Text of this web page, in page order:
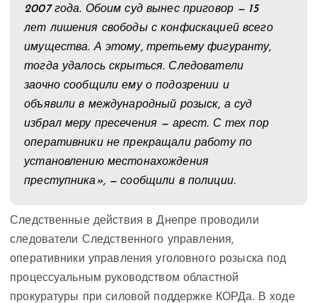
2007 года. Обоим суд вынес приговор — 15
лет лишения свободы с конфискацией всего
имущества. А этому, третьему фигуранту,
тогда удалось скрыться. Следователи
заочно сообщили ему о подозрении и
объявили в международный розыск, а суд
избрал меру пресечения — арест. С тех пор
оперативники не прекращали работу по
установлению местонахождения
преступника», — сообщили в полиции.
Следственные действия в Днепре проводили
следователи Следственного управления,
оперативники управления уголовного розыска под
процессуальным руководством областной
прокуратуры при силовой поддержке КОРДа. В ходе